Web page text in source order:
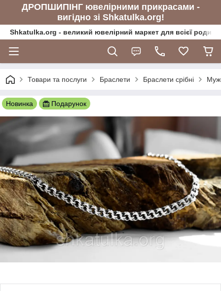
ДРОПШИПІНГ ювелірними прикрасами -
вигідно зі Shkatulka.org!
Shkatulka.org - великий ювелірний маркет для всієї
Товари та послуги Браслети Браслети срібні
Новинка Подарунок